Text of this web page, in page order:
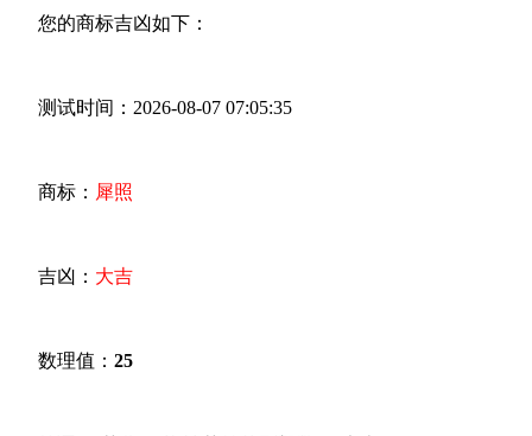
您的商标吉凶如下：
测试时间：2026-08-07 07:05:35
商标： 犀照
吉凶： 大吉
数理值： 25